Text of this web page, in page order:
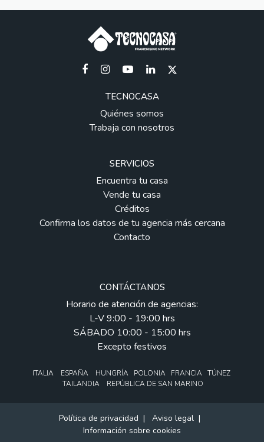
TECNOCASA
Quiénes somos
Trabaja con nosotros
SERVICIOS
Encuentra tu casa
Vende tu casa
Créditos
Confirma los datos de tu agencia más cercana
Contacto
CONTÁCTANOS
Horario de atención de agencias:
L-V 9:00 - 19:00 hrs
SÁBADO 10:00 - 15:00 hrs
Excepto festivos
ITALIA ESPAÑA HUNGRÍA POLONIA FRANCIA TÚNEZ
TAILANDIA REPÚBLICA DE SAN MARINO
Política de privacidad | Aviso legal |
Información sobre cookies